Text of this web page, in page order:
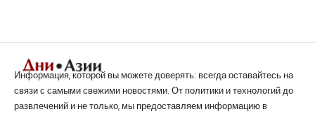
Информация, которой вы можете доверять: всегда оставайтесь на
связи с самыми свежими новостями. От политики и технологий до
развлечений и не только, мы предоставляем информацию в